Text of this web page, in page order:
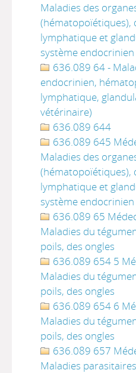
Maladies des
(hématopoïétiques),
lymphatique et
système endocrinien
636.089 64 -
endocrinien,
lymphatique,
vétérinaire)
636.089 644
636.089 645
Maladies des
(hématopoïétiques),
lymphatique et
système endocrinien
636.089 65
Maladies du
poils, des ongles
636.089 654 5
Maladies du
poils, des ongles
636.089 654 6
Maladies du
poils, des ongles
636.089 657
Maladies